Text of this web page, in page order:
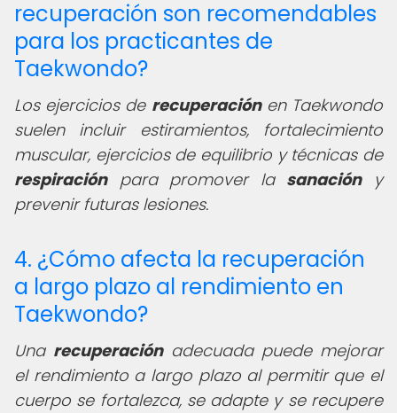
recuperación son recomendables
para los practicantes de
Taekwondo?
Los ejercicios de recuperaciónen Taekwondo
suelen incluir estiramientos, fortalecimiento
muscular, ejercicios de equilibrio y técnicas de
respiraciónpara promover la sanacióny
prevenir futuras lesiones.
4. ¿Cómo afecta la recuperación
a largo plazo al rendimiento en
Taekwondo?
Una recuperaciónadecuada puede mejorar
el rendimiento a largo plazo al permitir que el
cuerpo se fortalezca, se adapte y se recupere